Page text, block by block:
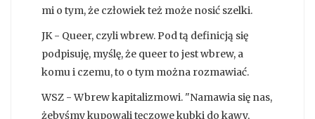
mi o tym, że człowiek też może nosić szelki.
JK - Queer, czyli wbrew. Pod tą definicją się
podpisuję, myślę, że queer to jest wbrew, a
komu i czemu, to o tym można rozmawiać.
WSZ - Wbrew kapitalizmowi. "Namawia się nas,
żebyśmy kupowali tęczowe kubki do kawy,